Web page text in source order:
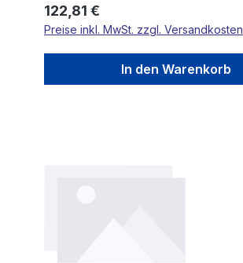
Regulärer Preis:
122,81 €
Preise inkl. MwSt. zzgl. Versandkosten
In den Warenkorb